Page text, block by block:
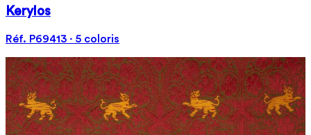
Kerylos
Réf. P69413 · 5 coloris